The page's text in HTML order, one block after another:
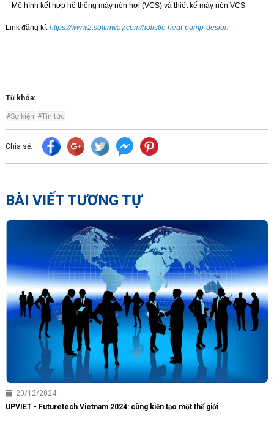
- Mô hình kết hợp hệ thống máy nén hơi (VCS) và thiết kế máy nén VCS
Link đăng kí: https://www2.softinway.com/holistic-heat-pump-design
Từ khóa:
#Sự kiện #Tin tức
Chia sẻ:
BÀI VIẾT TƯƠNG TỰ
20/12/2024
UPVIET - Futuretech Vietnam 2024: cùng kiến tạo một thế giới